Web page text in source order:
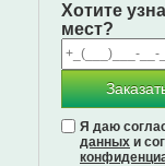
Хотите
мест?
Я даю
данных и